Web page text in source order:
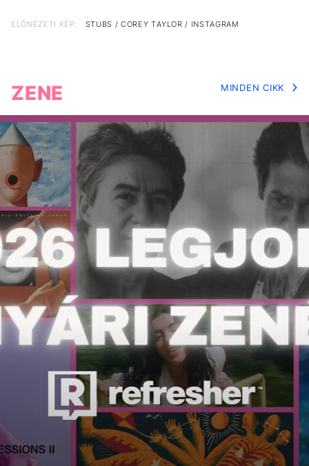
ELŐNÉZETI KÉP: STUBS / COREY TAYLOR / INSTAGRAM
ZENE MINDEN CIKK